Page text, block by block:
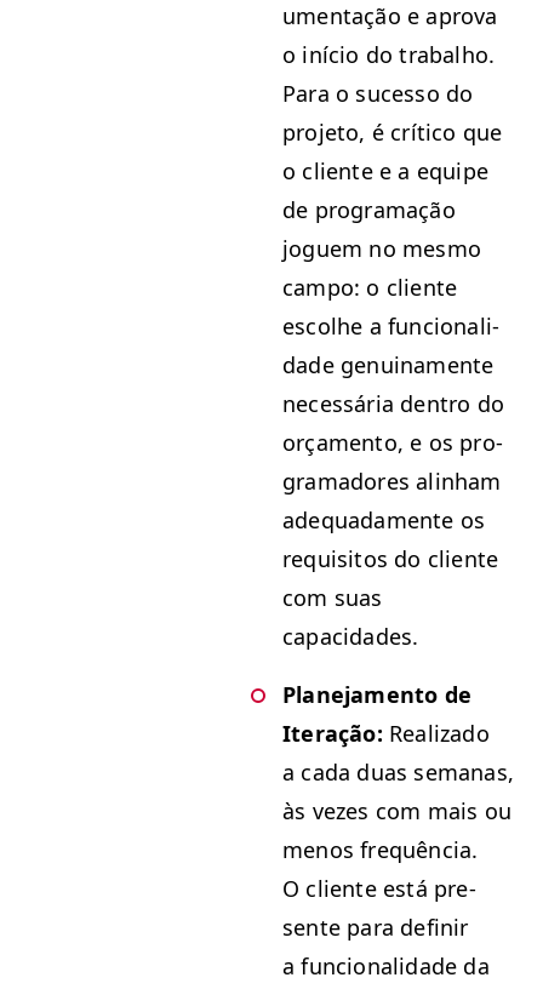
u­men­tação e apro­va
o iní­cio do tra­bal­ho.
Para o suces­so do
pro­je­to, é críti­co que
o cliente e a equipe
de pro­gra­mação
joguem no mes­mo
cam­po: o cliente
escol­he a fun­cional­i­
dade gen­uina­mente
necessária den­tro do
orça­men­to, e os pro­
gra­madores alin­ham
ade­quada­mente os
req­ui­si­tos do cliente
com suas
capacidades.
Plane­ja­men­to de
Iter­ação: Real­iza­do
a cada duas sem­anas,
às vezes com mais ou
menos fre­quên­cia.
O cliente está pre­
sente para definir
a fun­cional­i­dade da